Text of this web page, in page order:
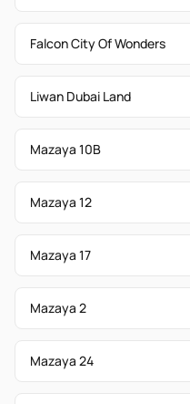
Falcon City Of Wonders
Liwan Dubai Land
Mazaya 10B
Mazaya 12
Mazaya 17
Mazaya 2
Mazaya 24